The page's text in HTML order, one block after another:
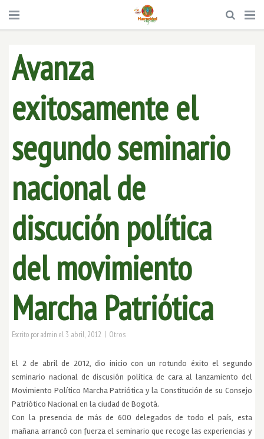
Avanza
exitosamente el
segundo seminario
nacional de
discución política
del movimiento
Marcha Patriótica
Escrito poradmin el 3 abril, 2012 | Otros
El 2 de abril de 2012, dio inicio con un rotundo éxito el segundo
seminario nacional de discusión política de cara al lanzamiento del
Movimiento Político Marcha Patriótica y la Constitución de su Consejo
Patriótico Nacional en la ciudad de Bogotá.
Con la presencia de más de 600 delegados de todo el país, esta
mañana arrancó con fuerza el seminario que recoge las experiencias y